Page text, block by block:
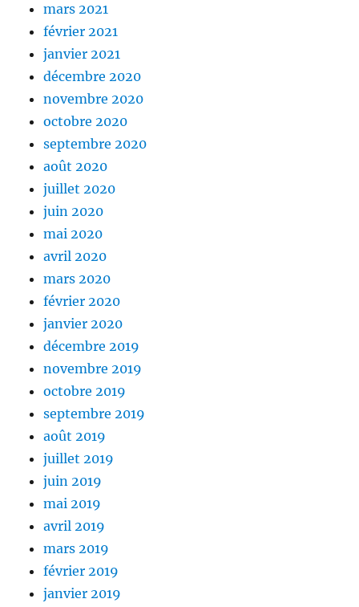
mars 2021
février 2021
janvier 2021
décembre 2020
novembre 2020
octobre 2020
septembre 2020
août 2020
juillet 2020
juin 2020
mai 2020
avril 2020
mars 2020
février 2020
janvier 2020
décembre 2019
novembre 2019
octobre 2019
septembre 2019
août 2019
juillet 2019
juin 2019
mai 2019
avril 2019
mars 2019
février 2019
janvier 2019